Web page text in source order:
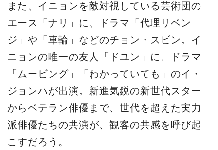
また、イニョンを敵対視している芸術団の
エース「ナリ」に、ドラマ「代理リベン
ジ」や「車輪」などのチョン・スビン。イ
ニョンの唯一の友人「ドユン」に、ドラマ
「ムービング」「わかっていても」のイ・
ジョンハが出演。新進気鋭の新世代スター
からベテラン俳優まで、世代を超えた実力
派俳優たちの共演が、観客の共感を呼び起
こすだろう。